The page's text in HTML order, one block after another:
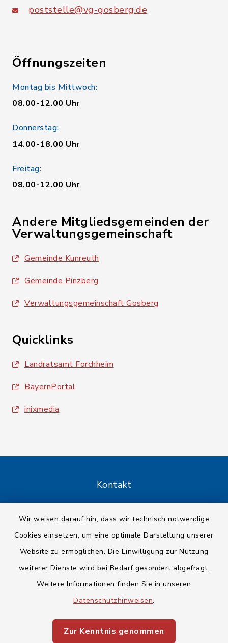
Wir weisen darauf hin, dass wir technisch notwendige
Cookies einsetzen, um eine optimale Darstellung unserer
Website zu ermöglichen. Die Einwilligung zur Nutzung
weiterer Dienste wird bei Bedarf gesondert abgefragt.
Weitere Informationen finden Sie in unseren
Datenschutzhinweisen.
Zur Kenntnis genommen
poststelle@vg-gosberg.de
Öffnungszeiten
Montag bis Mittwoch:
08.00-12.00 Uhr
Donnerstag:
14.00-18.00 Uhr
Freitag:
08.00-12.00 Uhr
Andere Mitgliedsgemeinden der
Verwaltungsgemeinschaft
Gemeinde Kunreuth
Gemeinde Pinzberg
Verwaltungsgemeinschaft Gosberg
Quicklinks
Landratsamt Forchheim
BayernPortal
inixmedia
Kontakt
Datenschutz
Impressum
Sitemap
Cookie-Einstellungen